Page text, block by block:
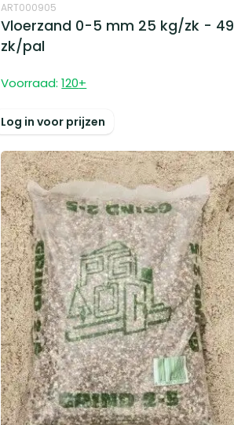
ART000905
Vloerzand 0-5 mm 25 kg/zk - 49
zk/pal
Voorraad: 120+
Log in voor prijzen